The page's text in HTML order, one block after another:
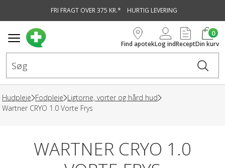
FRI FRAGT OVER 375 KR.* HURTIG LEVERING
Find apotekLog indRecept
0
Din kurv
Hudpleje Fodpleje Ligtorne, vorter og hård hud
Wartner CRYO 1.0 Vorte Frys
WARTNER CRYO 1.0